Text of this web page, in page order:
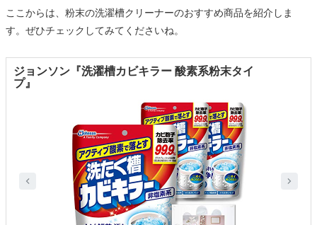
ここからは、粉末の洗濯槽クリーナーのおすすめ商品を紹介しま
す。ぜひチェックしてみてくださいね。
ジョンソン『洗濯槽カビキラー 酸素系粉末タイ
プ』